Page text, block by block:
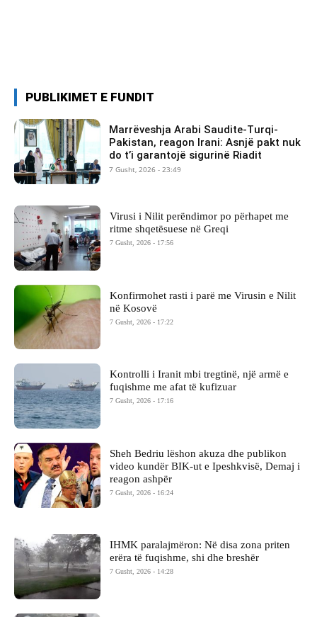
PUBLIKIMET E FUNDIT
Marrëveshja Arabi Saudite-Turqi-
Pakistan, reagon Irani: Asnjë pakt nuk
do t’i garantojë sigurinë Riadit
7 Gusht, 2026 - 23:49
Virusi i Nilit perëndimor po përhapet me
ritme shqetësuese në Greqi
7 Gusht, 2026 - 17:56
Konfirmohet rasti i parë me Virusin e Nilit
në Kosovë
7 Gusht, 2026 - 17:22
Kontrolli i Iranit mbi tregtinë, një armë e
fuqishme me afat të kufizuar
7 Gusht, 2026 - 17:16
Sheh Bedriu lëshon akuza dhe publikon
video kundër BIK-ut e Ipeshkvisë, Demaj i
reagon ashpër
7 Gusht, 2026 - 16:24
IHMK paralajmëron: Në disa zona priten
erëra të fuqishme, shi dhe breshër
7 Gusht, 2026 - 14:28